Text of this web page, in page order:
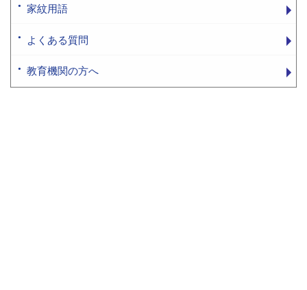
家紋用語
よくある質問
教育機関の方へ